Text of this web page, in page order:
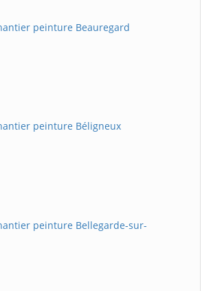
peinture Beauregard
peinture Béligneux
peinture Bellegarde-sur-